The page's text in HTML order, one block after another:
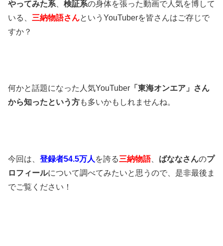
やってみた系 検証系の身体を張った動画で人気を博して
いる、 三納物語さんというYouTuberを皆さんはご存じで
すか？
何かと話題になった人気YouTuber 「東海オンエア」さん
から知ったという方も多いかもしれませんね。
今回は、 登録者54.5万人 を誇る三納物語、 ばななさんのプ
ロフィールについて調べてみたいと思うので、是非最後ま
でご覧ください！